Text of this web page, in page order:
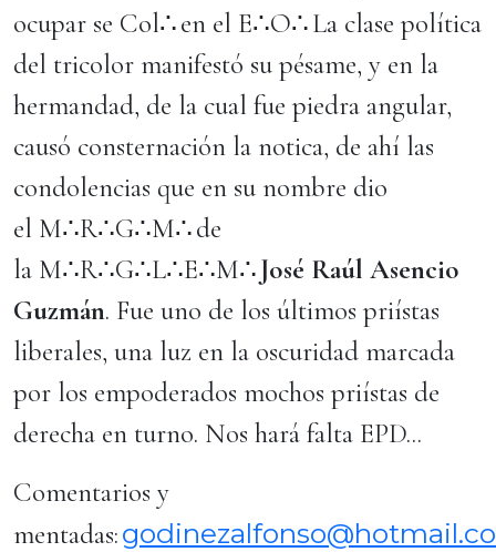
ocupar se Col∴ en el E∴O∴ La clase política
del tricolor manifestó su pésame, y en la
hermandad, de la cual fue piedra angular,
causó consternación la notica, de ahí las
condolencias que en su nombre dio
el M∴R∴G∴M∴ de
la M∴R∴G∴L∴E∴M∴José Raúl Asencio
Guzmán. Fue uno de los últimos priístas
liberales, una luz en la oscuridad marcada
por los empoderados mochos priístas de
derecha en turno. Nos hará falta EPD...
Comentarios y
mentadas: